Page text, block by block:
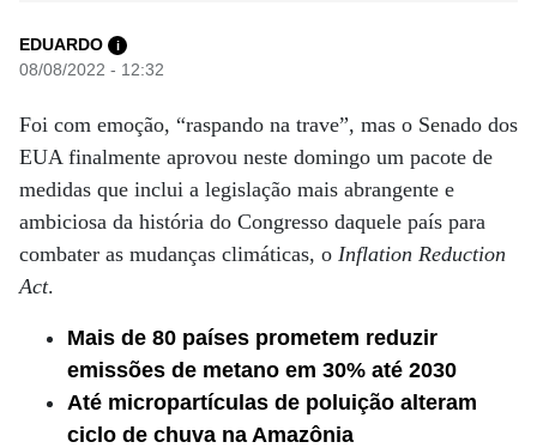
EDUARDO i
08/08/2022 - 12:32
Foi com emoção, “raspando na trave”, mas o Senado dos
EUA finalmente aprovou neste domingo um pacote de
medidas que inclui a legislação mais abrangente e
ambiciosa da história do Congresso daquele país para
combater as mudanças climáticas, o Inflation Reduction
Act.
Mais de 80 países prometem reduzir
emissões de metano em 30% até 2030
Até micropartículas de poluição alteram
ciclo de chuva na Amazônia